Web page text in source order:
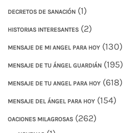
DECRETOS DE SANACIÓN (1)
HISTORIAS INTERESANTES (2)
MENSAJE DE MI ANGEL PARA HOY (130)
MENSAJE DE TU ÁNGEL GUARDIÁN (195)
MENSAJE DE TU ANGEL PARA HOY (618)
MENSAJE DEL ÁNGEL PARA HOY (154)
OACIONES MILAGROSAS (262)